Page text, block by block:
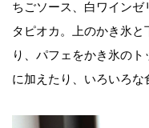
ちごソース、白ワインゼ
タピオカ。上のかき氷
り、パフェをかき氷の
に加えたり、いろいろな